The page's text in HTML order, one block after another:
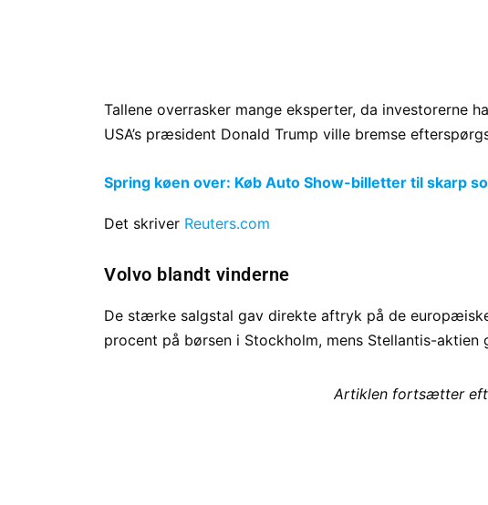
Tallene overrasker mange eksperter, da investorerne
USA’s præsident Donald Trump ville bremse
Spring køen over: Køb Auto Show-billetter til skarp
Det skriver Reuters.com
Volvo blandt vinderne
De stærke salgstal gav direkte aftryk på de
procent på børsen i Stockholm, mens Stellantis-aktien
Artiklen fortsætter